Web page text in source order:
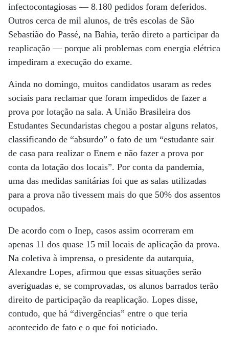
infectocontagiosas — 8.180 pedidos foram deferidos.
Outros cerca de mil alunos, de três escolas de São
Sebastião do Passé, na Bahia, terão direto a participar da
reaplicação — porque ali problemas com energia elétrica
impediram a execução do exame.
Ainda no domingo, muitos candidatos usaram as redes
sociais para reclamar que foram impedidos de fazer a
prova por lotação na sala. A União Brasileira dos
Estudantes Secundaristas chegou a postar alguns relatos,
classificando de “absurdo” o fato de um “estudante sair
de casa para realizar o Enem e não fazer a prova por
conta da lotação dos locais”. Por conta da pandemia,
uma das medidas sanitárias foi que as salas utilizadas
para a prova não tivessem mais do que 50% dos assentos
ocupados.
De acordo com o Inep, casos assim ocorreram em
apenas 11 dos quase 15 mil locais de aplicação da prova.
Na coletiva à imprensa, o presidente da autarquia,
Alexandre Lopes, afirmou que essas situações serão
averiguadas e, se comprovadas, os alunos barrados terão
direito de participação da reaplicação. Lopes disse,
contudo, que há “divergências” entre o que teria
acontecido de fato e o que foi noticiado.